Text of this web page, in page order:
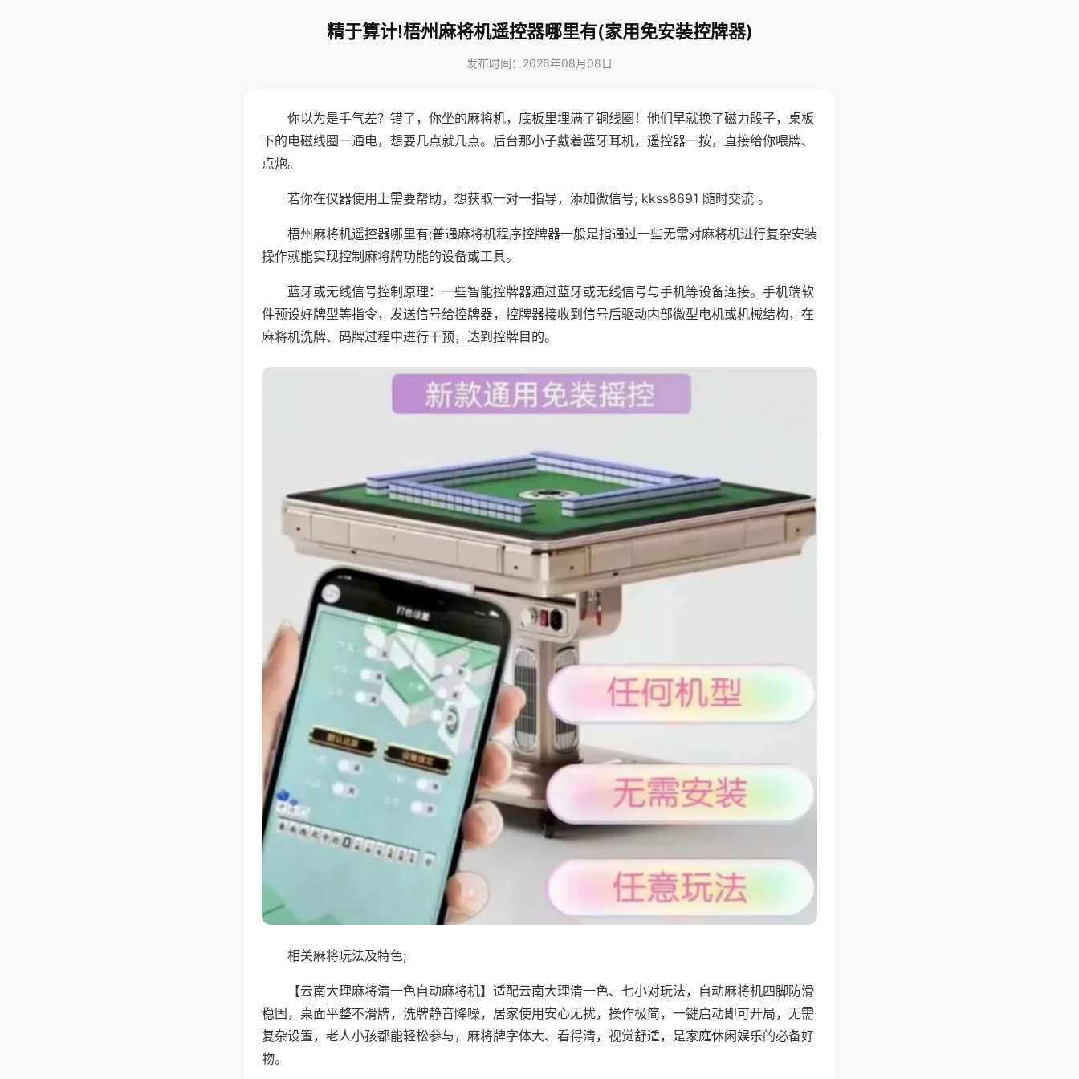
精于算计!梧州麻将机遥控器哪里有(家用免安装控牌器)
发布时间：2026年08月08日
你以为是手气差？错了，你坐的麻将机，底板里埋满了铜线圈！他们早就换了磁力骰子，桌板
下的电磁线圈一通电，想要几点就几点。后台那小子戴着蓝牙耳机，遥控器一按，直接给你喂牌、
点炮。
若你在仪器使用上需要帮助，想获取一对一指导，添加微信号; kkss8691 随时交流 。
梧州麻将机遥控器哪里有;普通麻将机程序控牌器一般是指通过一些无需对麻将机进行复杂安装
操作就能实现控制麻将牌功能的设备或工具。
蓝牙或无线信号控制原理：一些智能控牌器通过蓝牙或无线信号与手机等设备连接。手机端软
件预设好牌型等指令，发送信号给控牌器，控牌器接收到信号后驱动内部微型电机或机械结构，在
麻将机洗牌、码牌过程中进行干预，达到控牌目的。
相关麻将玩法及特色;
【云南大理麻将清一色自动麻将机】适配云南大理清一色、七小对玩法，自动麻将机四脚防滑
稳固，桌面平整不滑牌，洗牌静音降噪，居家使用安心无扰，操作极简，一键启动即可开局，无需
复杂设置，老人小孩都能轻松参与，麻将牌字体大、看得清，视觉舒适，是家庭休闲娱乐的必备好
物。